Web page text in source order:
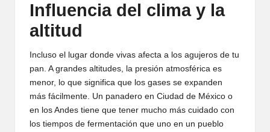
Influencia del clima y la
altitud
Incluso el lugar donde vivas afecta a los agujeros de tu
pan. A grandes altitudes, la presión atmosférica es
menor, lo que significa que los gases se expanden
más fácilmente. Un panadero en Ciudad de México o
en los Andes tiene que tener mucho más cuidado con
los tiempos de fermentación que uno en un pueblo